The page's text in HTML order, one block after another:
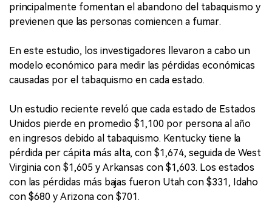
principalmente fomentan el abandono del tabaquismo y
previenen que las personas comiencen a fumar.
En este estudio, los investigadores llevaron a cabo un
modelo económico para medir las pérdidas económicas
causadas por el tabaquismo en cada estado.
Un estudio reciente reveló que cada estado de Estados
Unidos pierde en promedio $1,100 por persona al año
en ingresos debido al tabaquismo. Kentucky tiene la
pérdida per cápita más alta, con $1,674, seguida de West
Virginia con $1,605 y Arkansas con $1,603. Los estados
con las pérdidas más bajas fueron Utah con $331, Idaho
con $680 y Arizona con $701.